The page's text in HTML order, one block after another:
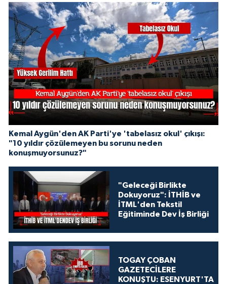
Kemal Aygün'den AK Parti'ye 'tabelasız okul' çıkışı:
"10 yıldır çözülemeyen bu sorunu neden
konuşmuyorsunuz?"
"Geleceği Birlikte
Dokuyoruz": İTHİB ve
İTML'den Tekstil
Eğitiminde Dev İş Birliği
TOGAY ÇOBAN
GAZETECİLERE
KONUŞTU: ESENYURT'TA